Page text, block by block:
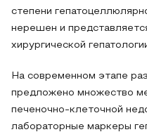
степени
нерешен и
хирургической
На современном этапе
предложено множество
печеночно-клеточной
лабораторные маркеры